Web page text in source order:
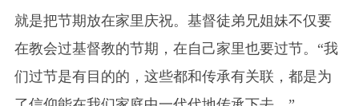
就是把节期放在家里庆祝。基督徒弟兄姐妹不仅要
在教会过基督教的节期，在自己家里也要过节。“我
们过节是有目的的，这些都和传承有关联，都是为